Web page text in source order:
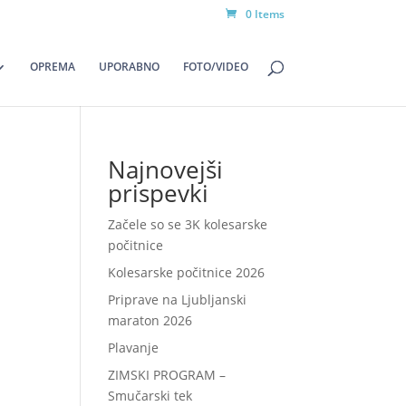
0 Items
OPREMA UPORABNO FOTO/VIDEO
Najnovejši
prispevki
Začele so se 3K kolesarske
počitnice
Kolesarske počitnice 2026
Priprave na Ljubljanski
maraton 2026
Plavanje
ZIMSKI PROGRAM –
Smučarski tek